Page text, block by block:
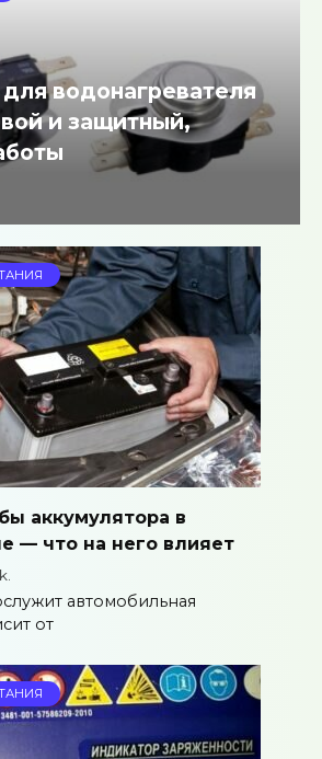
водонагревателя
и защитный,
аккумулятора в
— что на него влияет
автомобильная
от